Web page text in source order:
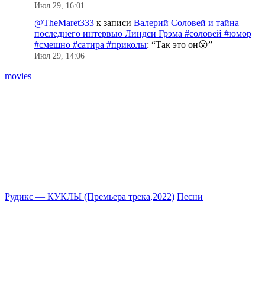
Июл 29, 16:01
@TheMaret333 к записи Валерий Соловей и тайна
последнего интервью Линдси Грэма #соловей #юмор
#смешно #сатира #приколы: “Так это он😮”
Июл 29, 14:06
movies
Рудикс — КУКЛЫ (Премьера трека,2022) Песни